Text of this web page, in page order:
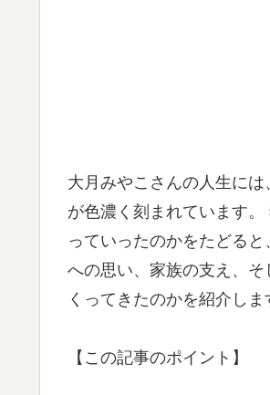
大月みやこさんの人生に
が色濃く刻まれています
っていったのかをたどる
への思い、家族の支え、
くってきたのかを紹介しま
【この記事のポイント】